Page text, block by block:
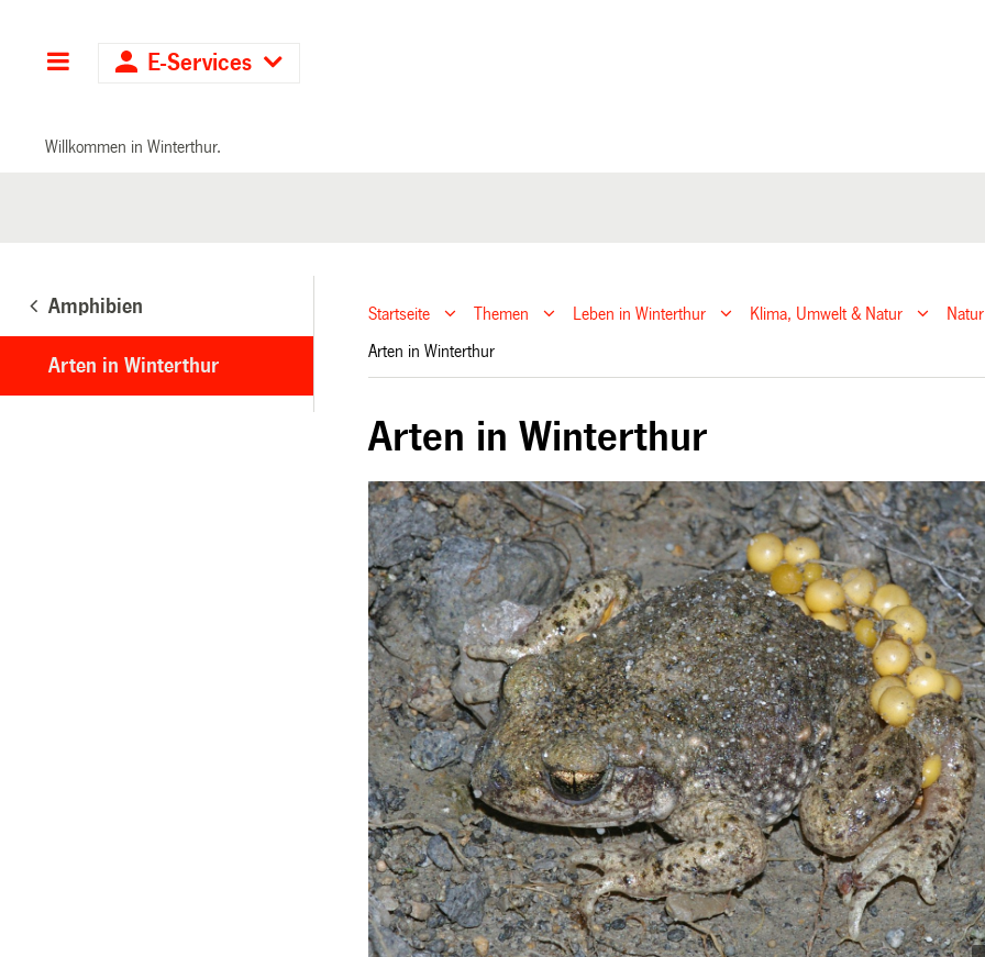
Hauptnavigation
E-Services
Willkommen in Winterthur.
Amphibien
Arten in Winterthur
Startseite Themen Leben in Winterthur Klima, Umwelt & Natur
Arten in Winterthur
Arten in Winterthur